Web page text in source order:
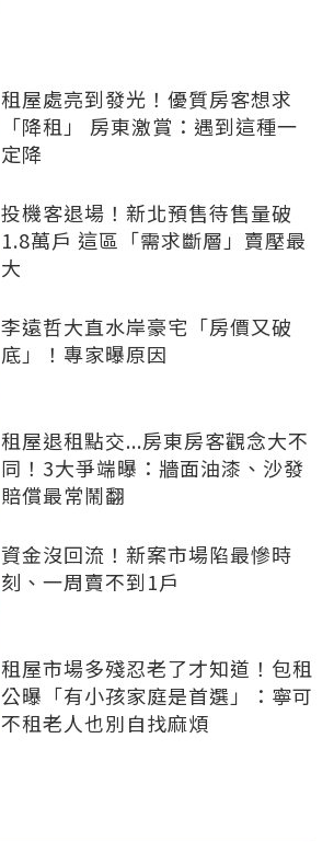
租屋處亮到發光！優質房客想求
「降租」 房東激賞：遇到這種一
定降
投機客退場！新北預售待售量破
1.8萬戶 這區「需求斷層」賣壓最
大
李遠哲大直水岸豪宅「房價又破
底」！專家曝原因
租屋退租點交...房東房客觀念大不
同！3大爭端曝：牆面油漆、沙發
賠償最常鬧翻
資金沒回流！新案市場陷最慘時
刻、一周賣不到1戶
租屋市場多殘忍老了才知道！包租
公曝「有小孩家庭是首選」：寧可
不租老人也別自找麻煩